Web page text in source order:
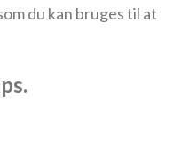
du kan bruges til at